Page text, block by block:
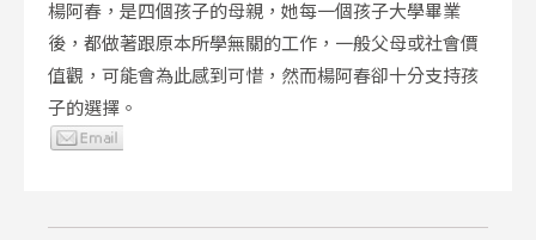
楊阿春，是四個孩子的母親，她每一個孩子大學畢業
後，都做著跟原本所學無關的工作，一般父母或社會價
值觀，可能會為此感到可惜，然而楊阿春卻十分支持孩
子的選擇。